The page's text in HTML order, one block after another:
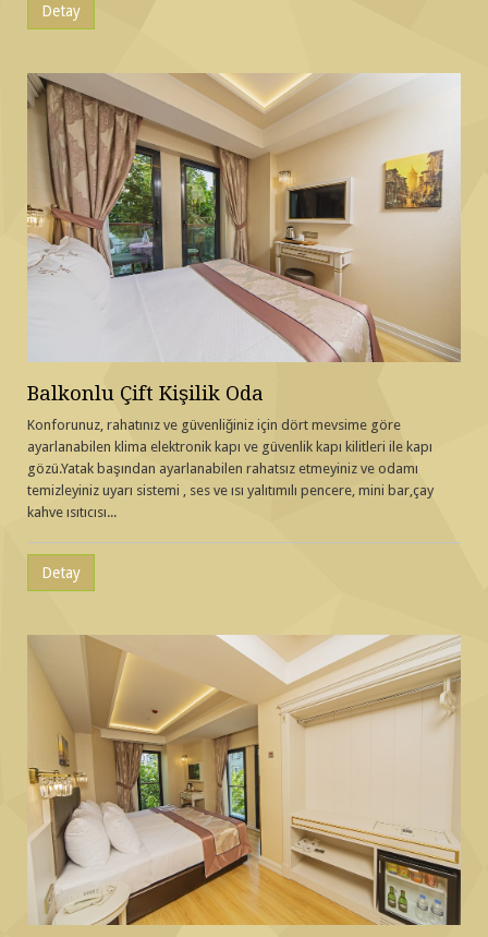
Detay
Balkonlu Çift Kişilik Oda
Konforunuz, rahatınız ve güvenliğiniz için dört mevsime göre
ayarlanabilen klima elektronik kapı ve güvenlik kapı kilitleri ile kapı
gözü.Yatak başından ayarlanabilen rahatsız etmeyiniz ve odamı
temizleyiniz uyarı sistemi , ses ve ısı yalıtımılı pencere, mini bar,çay
kahve ısıtıcısı...
Detay